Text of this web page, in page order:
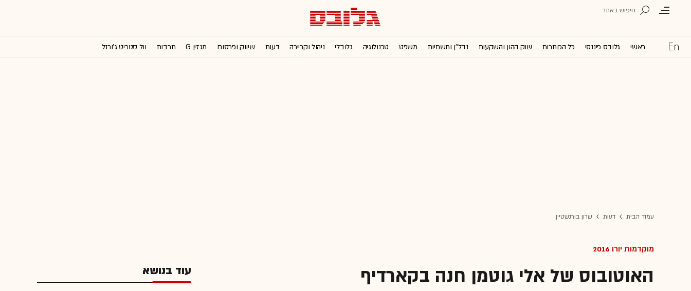
ראשי גלובס פיננסי כל הכותרות שוק ההון והשקעות נדל''ן ותשתיות משפט טכנולוגיה גלובלי ניהול וקריירה דעות שיווק ופרסום מגזין G תרבות וול סטריט ג'ורנל
עמוד הבית דעות שרון בורנשטיין
מוקדמות יורו 2016
האוטובוס של אלי גוטמן חנה בקארדיף עוד בנושא